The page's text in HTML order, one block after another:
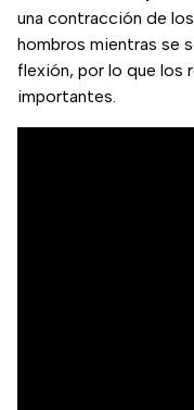
una contracción de
hombros mientras se
flexión, por lo que los
importantes.